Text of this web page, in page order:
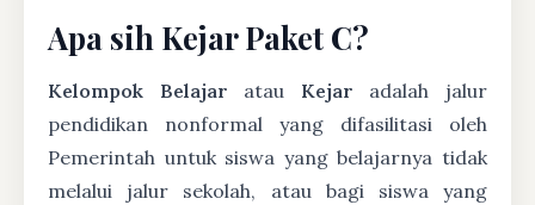
Apa sih Kejar Paket C?
Kelompok Belajar atau Kejar adalah jalur
pendidikan nonformal yang difasilitasi oleh
Pemerintah untuk siswa yang belajarnya tidak
melalui jalur sekolah, atau bagi siswa yang